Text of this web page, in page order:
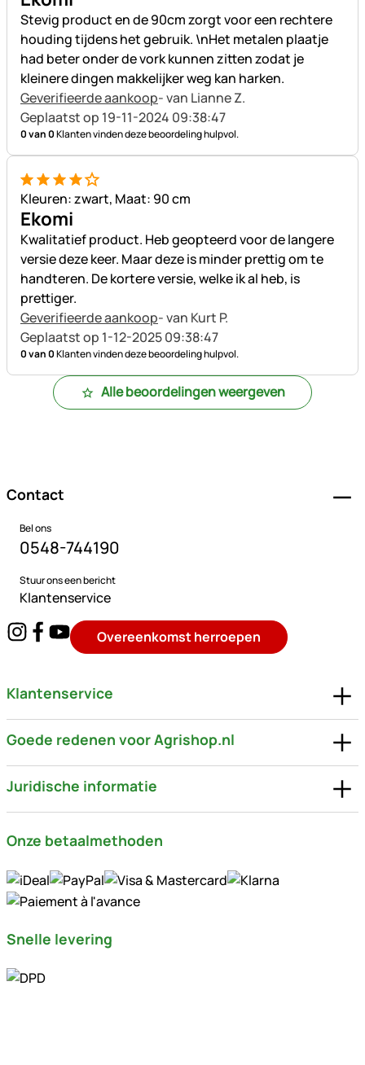
Stevig product en de 90cm zorgt voor een rechtere
houding tijdens het gebruik. \nHet metalen plaatje
had beter onder de vork kunnen zitten zodat je
kleinere dingen makkelijker weg kan harken.
Geverifieerde aankoop- van Lianne Z.
Geplaatst op 19-11-2024 09:38:47
0 van 0Klanten vinden deze beoordeling hulpvol.
4 van 5
Kleuren: zwart, Maat: 90 cm
Ekomi
Kwalitatief product. Heb geopteerd voor de langere
versie deze keer. Maar deze is minder prettig om te
handteren. De kortere versie, welke ik al heb, is
prettiger.
Geverifieerde aankoop- van Kurt P.
Geplaatst op 1-12-2025 09:38:47
0 van 0Klanten vinden deze beoordeling hulpvol.
Alle beoordelingen weergeven
Contact
Bel ons
0548-744190
Stuur ons een bericht
Klantenservice
Overeenkomst herroepen
Klantenservice
Goede redenen voor Agrishop.nl
Juridische informatie
Onze betaalmethoden
Snelle levering